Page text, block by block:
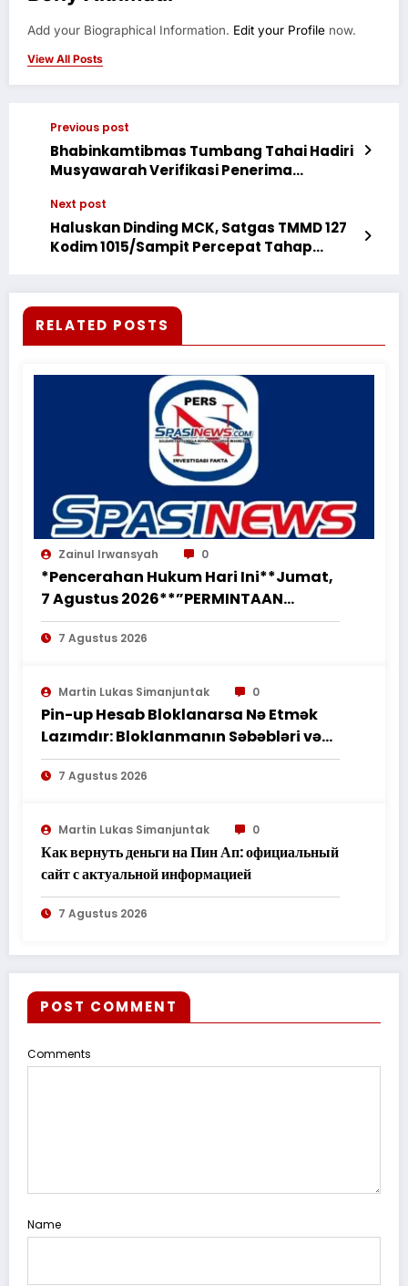
Add your Biographical Information. Edit your Profile now.
View All Posts
Previous post
Bhabinkamtibmas Tumbang Tahai Hadiri
Musyawarah Verifikasi Penerima
Next post
Haluskan Dinding MCK, Satgas TMMD 127
Kodim 1015/Sampit Percepat Tahap
RELATED POSTS
Zainul Irwansyah 0
*Pencerahan Hukum Hari Ini**Jumat,
7 Agustus 2026**”PERMINTAAN
PERUBAHAN PEKERJAAN SECARA LISAN
TIDAK MENGHAPUS KEWAJIBAN
PEKERJAAN SESUAI PERJANJIAN
TERTULIS”*
7 Agustus 2026
Martin Lukas Simanjuntak 0
Pin-up Hesab Bloklanarsa Nə Etmək
Lazımdır: Bloklanmanın Səbəbləri və
Tədbirləri
7 Agustus 2026
Martin Lukas Simanjuntak 0
Как вернуть деньги на Пин Ап: официальный
сайт с актуальной информацией
7 Agustus 2026
POST COMMENT
Comments
Name